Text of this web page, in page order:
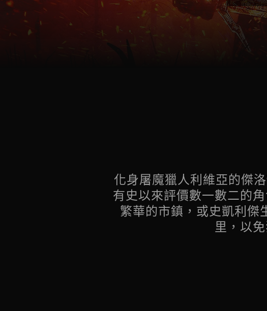
化身屠魔獵人利維亞的傑
有史以來評價數一數二的
繁華的市鎮，或史凱利
里，以